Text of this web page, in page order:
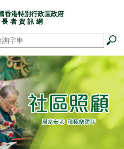
香港特別行政區政府
者 資 訊 網